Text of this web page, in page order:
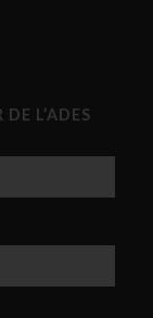
L’ADES